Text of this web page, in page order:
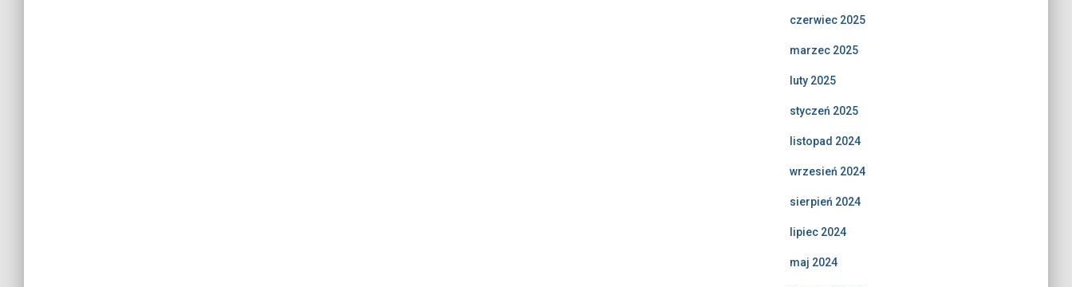
czerwiec 2025
marzec 2025
luty 2025
styczeń 2025
listopad 2024
wrzesień 2024
sierpień 2024
lipiec 2024
maj 2024